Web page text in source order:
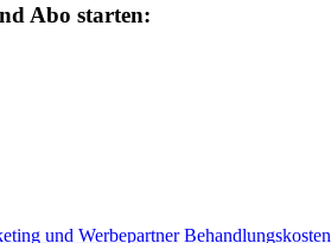
Abo starten:
und Werbepartner Behandlungskosten